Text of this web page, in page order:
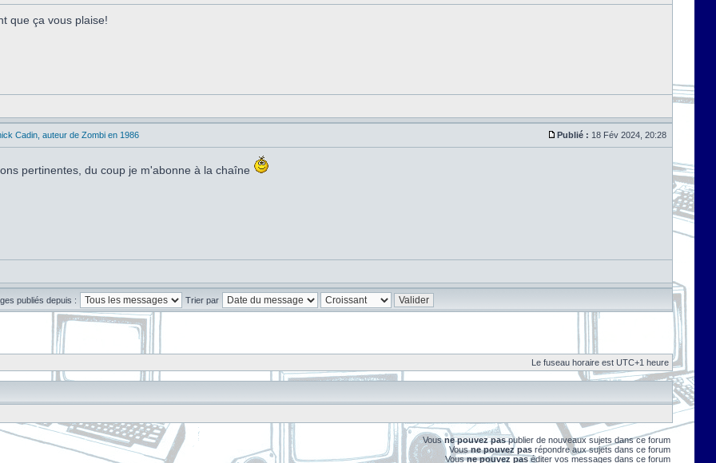
que ça vous plaise!
Cadin, auteur de Zombi en 1986 Publié : 18 Fév 2024, 20:28
pertinentes, du coup je m'abonne à la chaîne
publiés depuis : Trier par
Le fuseau horaire est UTC+1 heure
Vousne pouvez paspublier de nouveaux sujets dans ce forum
Vousne pouvez pas répondre aux sujets dans ce forum
Vousne pouvez paséditer vos messages dans ce forum